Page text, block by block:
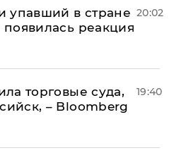
упавший в стране
реакция
20:02
торговые суда,
– Bloomberg
19:40